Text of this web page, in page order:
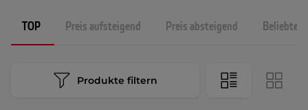
TOP Preis aufsteigend Preis absteigend
Produkte filtern